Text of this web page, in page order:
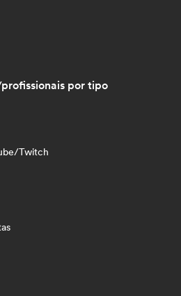
por tipo
Twitch